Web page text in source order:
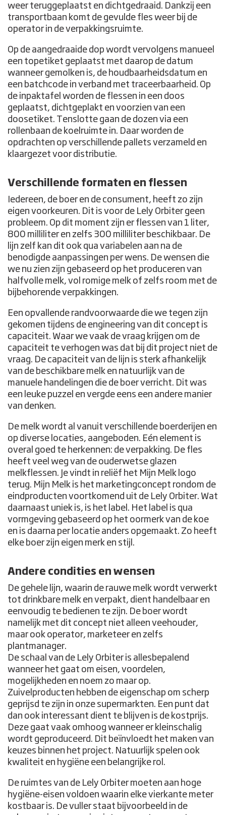
weer teruggeplaatst en dichtgedraaid. Dankzij een
transportbaan komt de gevulde fles weer bij de
operator in de verpakkingsruimte.
Op de aangedraaide dop wordt vervolgens manueel
een topetiket geplaatst met daarop de datum
wanneer gemolken is, de houdbaarheidsdatum en
een batchcode in verband met traceerbaarheid. Op
de inpaktafel worden de flessen in een doos
geplaatst, dichtgeplakt en voorzien van een
doosetiket. Tenslotte gaan de dozen via een
rollenbaan de koelruimte in. Daar worden de
opdrachten op verschillende pallets verzameld en
klaargezet voor distributie.
Verschillende formaten en flessen
Iedereen, de boer en de consument, heeft zo zijn
eigen voorkeuren. Dit is voor de Lely Orbiter geen
probleem. Op dit moment zijn er flessen van 1 liter,
800 milliliter en zelfs 300 milliliter beschikbaar. De
lijn zelf kan dit ook qua variabelen aan na de
benodigde aanpassingen per wens. De wensen die
we nu zien zijn gebaseerd op het produceren van
halfvolle melk, vol romige melk of zelfs room met de
bijbehorende verpakkingen.
Een opvallende randvoorwaarde die we tegen zijn
gekomen tijdens de engineering van dit concept is
capaciteit. Waar we vaak de vraag krijgen om de
capaciteit te verhogen was dat bij dit project niet de
vraag. De capaciteit van de lijn is sterk afhankelijk
van de beschikbare melk en natuurlijk van de
manuele handelingen die de boer verricht. Dit was
een leuke puzzel en vergde eens een andere manier
van denken.
De melk wordt al vanuit verschillende boerderijen en
op diverse locaties, aangeboden. Eén element is
overal goed te herkennen: de verpakking. De fles
heeft veel weg van de ouderwetse glazen
melkflessen. Je vindt in reliëf het Mijn Melk logo
terug. Mijn Melk is het marketingconcept rondom de
eindproducten voortkomend uit de Lely Orbiter. Wat
daarnaast uniek is, is het label. Het label is qua
vormgeving gebaseerd op het oormerk van de koe
en is daarna per locatie anders opgemaakt. Zo heeft
elke boer zijn eigen merk en stijl.
Andere condities en wensen
De gehele lijn, waarin de rauwe melk wordt verwerkt
tot drinkbare melk en verpakt, dient handelbaar en
eenvoudig te bedienen te zijn. De boer wordt
namelijk met dit concept niet alleen veehouder,
maar ook operator, marketeer en zelfs
plantmanager.
De schaal van de Lely Orbiter is allesbepalend
wanneer het gaat om eisen, voordelen,
mogelijkheden en noem zo maar op.
Zuivelproducten hebben de eigenschap om scherp
geprijsd te zijn in onze supermarkten. Een punt dat
dan ook interessant dient te blijven is de kostprijs.
Deze gaat vaak omhoog wanneer er kleinschalig
wordt geproduceerd. Dit beïnvloedt het maken van
keuzes binnen het project. Natuurlijk spelen ook
kwaliteit en hygiëne een belangrijke rol.
De ruimtes van de Lely Orbiter moeten aan hoge
hygiëne-eisen voldoen waarin elke vierkante meter
kostbaar is. De vuller staat bijvoorbeeld in de